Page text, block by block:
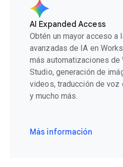
AI Expanded Access
Obtén un mayor acceso a
avanzadas de IA en
más automatizaciones de
Studio, generación de
videos, traducción de voz
y mucho más.
Más información